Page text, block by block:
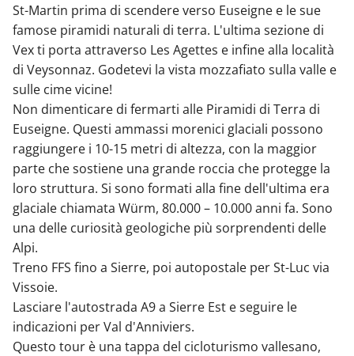
St-Martin prima di scendere verso Euseigne e le sue
famose piramidi naturali di terra. L'ultima sezione di
Vex ti porta attraverso Les Agettes e infine alla località
di Veysonnaz. Godetevi la vista mozzafiato sulla valle e
sulle cime vicine!
Non dimenticare di fermarti alle Piramidi di Terra di
Euseigne. Questi ammassi morenici glaciali possono
raggiungere i 10-15 metri di altezza, con la maggior
parte che sostiene una grande roccia che protegge la
loro struttura. Si sono formati alla fine dell'ultima era
glaciale chiamata Würm, 80.000 – 10.000 anni fa. Sono
una delle curiosità geologiche più sorprendenti delle
Alpi.
Treno FFS fino a Sierre, poi autopostale per St-Luc via
Vissoie.
Lasciare l'autostrada A9 a Sierre Est e seguire le
indicazioni per Val d'Anniviers.
Questo tour è una tappa del cicloturismo vallesano,